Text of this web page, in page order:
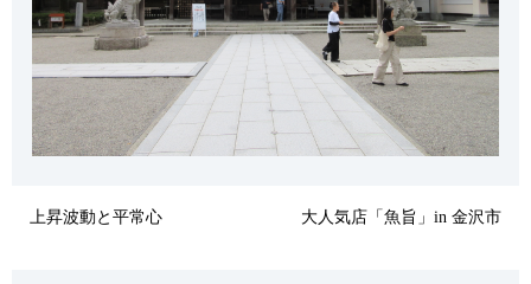
上昇波動と平常心 大人気店「魚旨」in 金沢市